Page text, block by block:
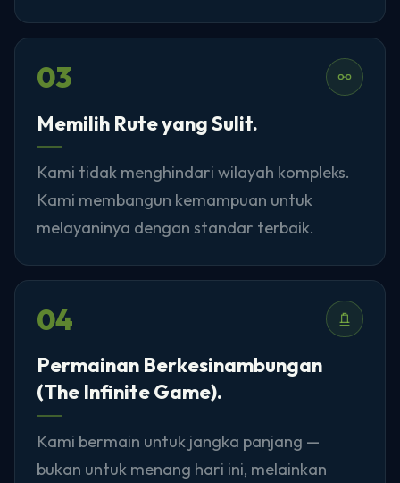
03
Memilih Rute yang Sulit.
Kami tidak menghindari wilayah kompleks.
Kami membangun kemampuan untuk
melayaninya dengan standar terbaik.
04
Permainan Berkesinambungan
(The Infinite Game).
Kami bermain untuk jangka panjang —
bukan untuk menang hari ini, melainkan